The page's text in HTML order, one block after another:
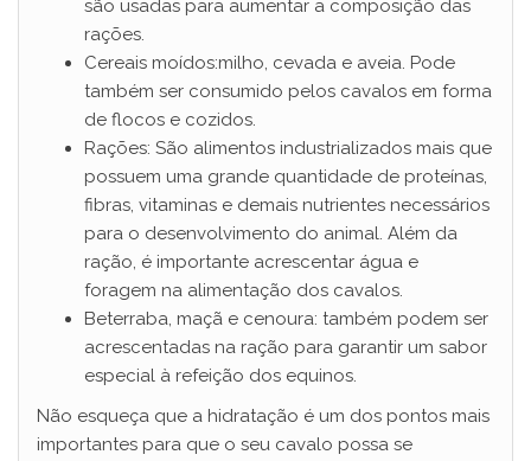
e
o
são usadas para aumentar a composição das
rações.
Cereais moídos:milho, cevada e aveia. Pode
também ser consumido pelos cavalos em forma
de flocos e cozidos.
Rações: São alimentos industrializados mais que
possuem uma grande quantidade de proteínas,
fibras, vitaminas e demais nutrientes necessários
para o desenvolvimento do animal. Além da
ração, é importante acrescentar água e
foragem na alimentação dos cavalos.
Beterraba, maçã e cenoura: também podem ser
acrescentadas na ração para garantir um sabor
especial à refeição dos equinos.
Não esqueça que a hidratação é um dos pontos mais
importantes para que o seu cavalo possa se